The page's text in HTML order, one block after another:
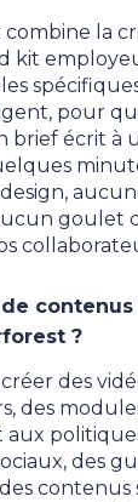
la
kit
pour
brief écrit à
goulet
contenus
?
des
des
des